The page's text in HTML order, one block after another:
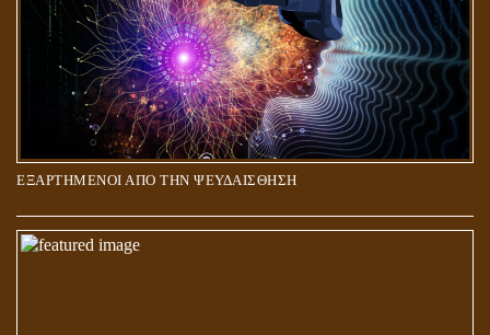
ΕΞΑΡΤΗΜΕΝΟΙ ΑΠΟ ΤΗΝ ΨΕΥΔΑΙΣΘΗΣΗ